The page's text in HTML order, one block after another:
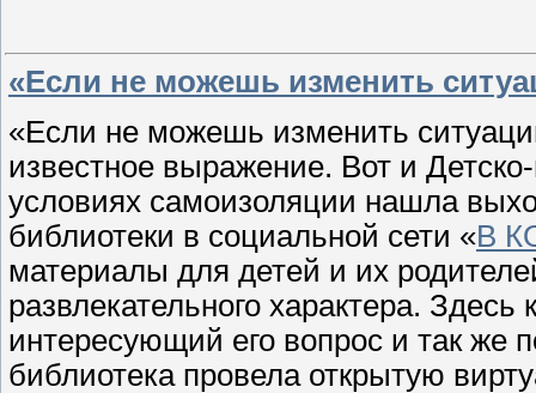
«Если не можешь изменить
«Если не можешь изменить
известное выражение. Вот и
условиях самоизоляции нашла
библиотеки в социальной сети «В
материалы для детей и их
развлекательного характера.
интересующий его вопрос и так же
библиотека провела открытую